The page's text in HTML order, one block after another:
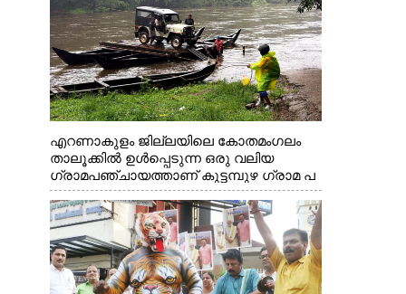
എറണാകുളം ജില്ലയിലെ കോതമംഗലം
താലൂക്കിൽ ഉൾപ്പെടുന്ന ഒരു വലിയ
ഗ്രാമപഞ്ചായത്താണ് കുട്ടമ്പുഴ ഗ്രാമ പ
ഞ്ചായത്ത്. ആദിവാസി ഊരുകളായ
വെള്ളാരംകുത്ത്, കത്തിപ്പാറ, ഉറിയംപെട്ടി,
തേക്കല്ല്, വെട്ടിക്കല്ല്, മഞ്ചപ്പാറ എന്നീ
ആറു സ്ഥലങ്ങളിലേക്കുള്ള പ്രധാന
സഞ്ചാര മാർഗമാണ് ഈ കാണുന്ന
കടത്ത് വള്ളം